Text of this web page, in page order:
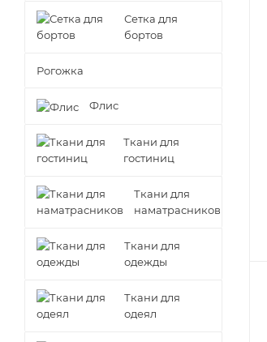
Сетка для
бортов
Рогожка
Флис
Ткани для
гостиниц
Ткани для
наматрасников
Ткани для
одежды
Ткани для
одеял